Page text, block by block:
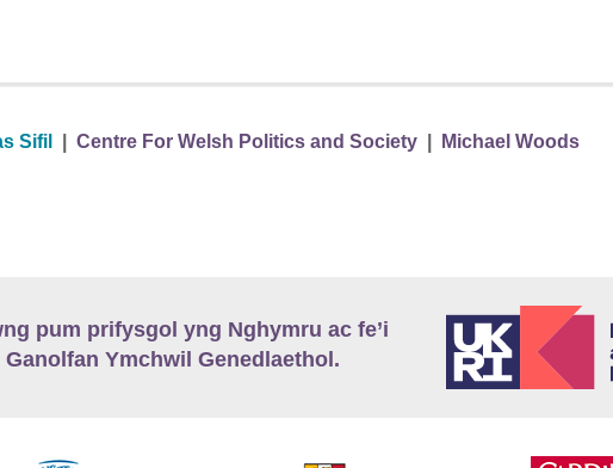
Sifil Centre For Welsh Politics and Society Michael Woods
pum prifysgol yng Nghymru ac fe’i
Ymchwil Genedlaethol.